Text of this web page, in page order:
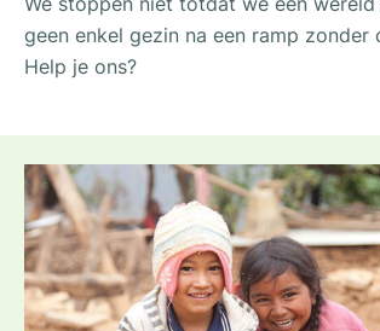
geen enkel gezin na een ramp zonder
Help je ons?